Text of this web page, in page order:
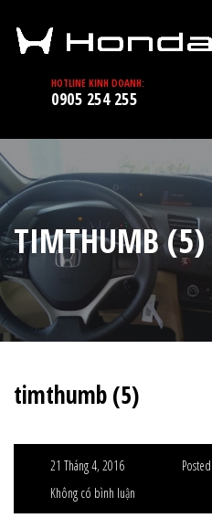
HOTLINE KINH DOANH:
0905 254 255
TIMTHUMB (5)
timthumb (5)
21 Tháng 4, 2016
Không có bình luận